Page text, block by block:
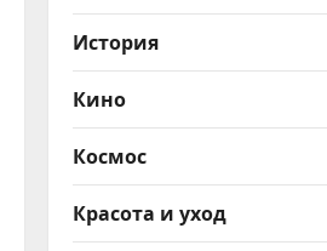
История
Кино
Космос
Красота и уход